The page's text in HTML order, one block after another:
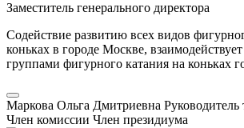
Заместитель генерального директора
Содействие развитию всех видов
коньках в городе Москве,
группами фигурного катания на коньках
Маркова Ольга Дмитриевна Руководитель
Член комиссии Член президиума